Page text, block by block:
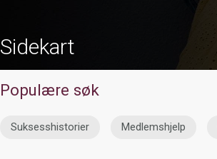
Sidekart
Populære søk
Suksesshistorier Medlemshjelp